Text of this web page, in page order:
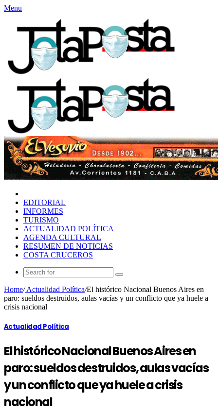
Menu
EDITORIAL
INFORMES
TURISMO
ACTUALIDAD POLÍTICA
AGENDA CULTURAL
RESUMEN DE NOTICIAS
COSTA CRUCEROS
Home/Actualidad Política/El histórico Nacional Buenos Aires en
paro: sueldos destruidos, aulas vacías y un conflicto que ya huele a
crisis nacional
Actualidad Política
El histórico Nacional Buenos Aires en
paro: sueldos destruidos, aulas vacías
y un conflicto que ya huele a crisis
nacional